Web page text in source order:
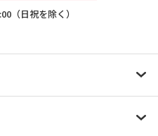
（日祝を除く）